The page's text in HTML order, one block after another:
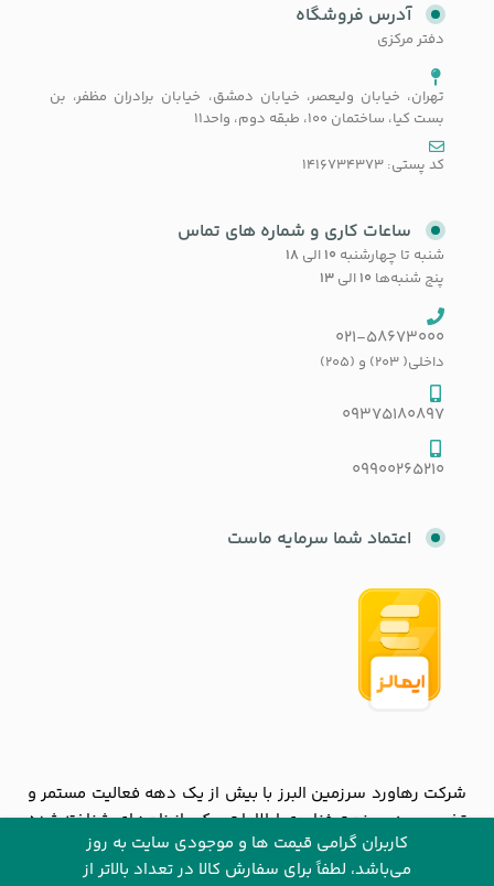
کاربران گرامی قیمت ها و موجودی سایت به روز
می‌باشد، لطفاً برای سفارش کالا در تعداد بالاتر از
آدرس فروشگاه
دفتر مرکزی
تهران، خیابان ولیعصر، خیابان دمشق، خیابان برادران مظفر، بن
بست کیا، ساختمان 100، طبقه دوم، واحد11
کد پستی: 1416734373
ساعات کاری و شماره های تماس
شنبه تا چهارشنبه ۱۰ الی ۱۸
پنج شنبه‌ها ۱۰ الی ۱۳
021-58673000
داخلی( 203) و (205)
09375180897
09900265210
اعتماد شما سرمایه ماست
شرکت رهاورد سرزمین البرز با بیش از یک دهه فعالیت مستمر و
تخصصی در صنعت فناوری اطلاعات، یکی از نام‌های شناخته‌شده
و معتبر در بازار دیجیتال ایران به شمار می‌رود. این شرکت با
تمرکز بر ارائه محصولات باکیفیت و خدماتی قابل‌اعتماد، توانسته